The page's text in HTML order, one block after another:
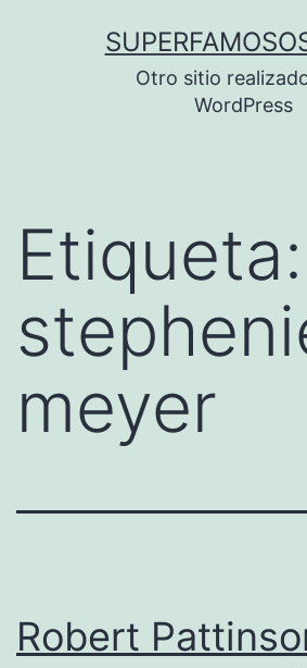
Otro sitio
WordPress
Etiqueta:
meyer
Robert